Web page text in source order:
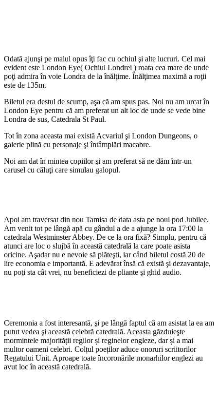
Odată ajunşi pe malul opus îţi fac cu ochiul şi alte lucruri. Cel mai
evident este London Eye( Ochiul Londrei ) roata cea mare de unde
poţi admira în voie Londra de la înălţime. Înălţimea maximă a roţii
este de 135m.
Biletul era destul de scump, aşa că am spus pas. Noi nu am urcat în
London Eye pentru că am preferat un alt loc de unde se vede bine
Londra de sus, Catedrala St Paul.
Tot în zona aceasta mai există Acvariul şi London Dungeons, o
galerie plină cu personaje şi întâmplări macabre.
Noi am dat în mintea copiilor şi am preferat să ne dăm într-un
carusel cu căluţi care simulau galopul.
Apoi am traversat din nou Tamisa de data asta pe noul pod Jubilee.
Am venit tot pe lângă apă cu gândul a de a ajunge la ora 17:00 la
catedrala Westminster Abbey. De ce la ora fixă? Simplu, pentru că
atunci are loc o slujbă în această catedrală la care poate asista
oricine. Aşadar nu e nevoie să plăteşti, iar când biletul costă 20 de
lire economia e importantă. E adevărat însă că există şi dezavantaje,
nu poţi sta cât vrei, nu beneficiezi de pliante şi ghid audio.
Ceremonia a fost interesantă, şi pe lângă faptul că am asistat la ea am
putut vedea şi această celebră catedrală. Aceasta găzduieşte
mormintele majorității regilor și reginelor engleze, dar și a mai
multor oameni celebri. Colțul poeților aduce onoruri scriitorilor
Regatului Unit. Aproape toate încoronările monarhilor englezi au
avut loc în această catedrală.